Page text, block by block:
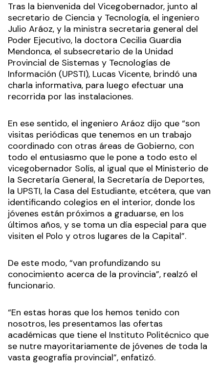
Tras la bienvenida del Vicegobernador, junto al
secretario de Ciencia y Tecnología, el ingeniero
Julio Aráoz, y la ministra secretaria general del
Poder Ejecutivo, la doctora Cecilia Guardia
Mendonca, el subsecretario de la Unidad
Provincial de Sistemas y Tecnologías de
Información (UPSTI), Lucas Vicente, brindó una
charla informativa, para luego efectuar una
recorrida por las instalaciones.
En ese sentido, el ingeniero Aráoz dijo que “son
visitas periódicas que tenemos en un trabajo
coordinado con otras áreas de Gobierno, con
todo el entusiasmo que le pone a todo esto el
vicegobernador Solís, al igual que el Ministerio de
la Secretaría General, la Secretaría de Deportes,
la UPSTI, la Casa del Estudiante, etcétera, que van
identificando colegios en el interior, donde los
jóvenes están próximos a graduarse, en los
últimos años, y se toma un día especial para que
visiten el Polo y otros lugares de la Capital”.
De este modo, “van profundizando su
conocimiento acerca de la provincia”, realzó el
funcionario.
“En estas horas que los hemos tenido con
nosotros, les presentamos las ofertas
académicas que tiene el Instituto Politécnico que
se nutre mayoritariamente de jóvenes de toda la
vasta geografía provincial”, enfatizó.